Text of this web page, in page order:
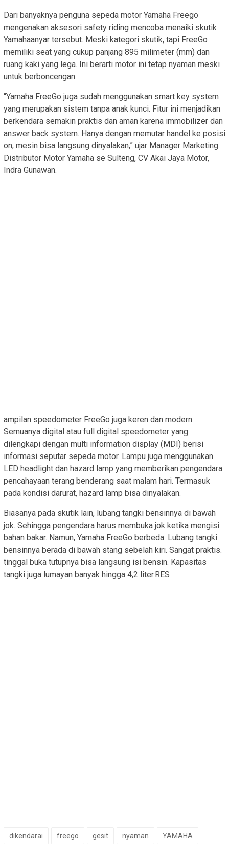
Dari banyaknya penguna sepeda motor Yamaha Freego
mengenakan aksesori safety riding mencoba menaiki skutik
Yamahaanyar tersebut. Meski kategori skutik, tapi FreeGo
memiliki seat yang cukup panjang 895 milimeter (mm) dan
ruang kaki yang lega. Ini berarti motor ini tetap nyaman meski
untuk berboncengan.
“Yamaha FreeGo juga sudah menggunakan smart key system
yang merupakan sistem tanpa anak kunci. Fitur ini menjadikan
berkendara semakin praktis dan aman karena immobilizer dan
answer back system. Hanya dengan memutar handel ke posisi
on, mesin bisa langsung dinyalakan,” ujar Manager Marketing
Distributor Motor Yamaha se Sulteng, CV Akai Jaya Motor,
Indra Gunawan.
ampilan speedometer FreeGo juga keren dan modern.
Semuanya digital atau full digital speedometer yang
dilengkapi dengan multi information display (MDI) berisi
informasi seputar sepeda motor. Lampu juga menggunakan
LED headlight dan hazard lamp yang memberikan pengendara
pencahayaan terang benderang saat malam hari. Termasuk
pada kondisi darurat, hazard lamp bisa dinyalakan.
Biasanya pada skutik lain, lubang tangki bensinnya di bawah
jok. Sehingga pengendara harus membuka jok ketika mengisi
bahan bakar. Namun, Yamaha FreeGo berbeda. Lubang tangki
bensinnya berada di bawah stang sebelah kiri. Sangat praktis.
tinggal buka tutupnya bisa langsung isi bensin. Kapasitas
tangki juga lumayan banyak hingga 4,2 liter.RES
dikendarai freego gesit nyaman YAMAHA